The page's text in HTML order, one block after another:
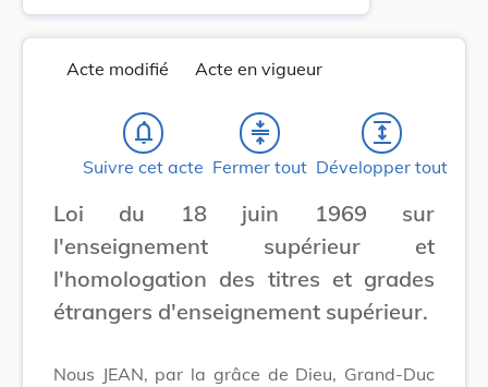
Acte modifié Acte en vigueur
notifications_none
Suivre cet acte
compress
Fermer tout
expand
Développer tout
Loi du 18 juin 1969 sur
l'enseignement supérieur et
l'homologation des titres et grades
étrangers d'enseignement supérieur.
Nous JEAN, par la grâce de Dieu, Grand-Duc